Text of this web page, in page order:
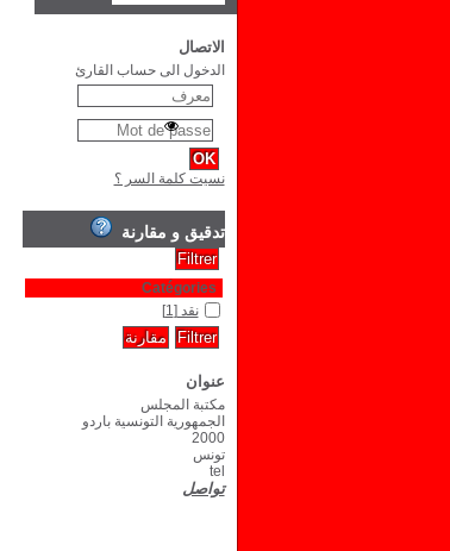
الاتصال
الدخول الى حساب القارئ
نسيت كلمة السر ؟
تدقيق و مقارنة
Catégories
نقد [1]
عنوان
مكتبة المجلس
الجمهورية التونسية باردو
2000
تونس
tel
تواصل